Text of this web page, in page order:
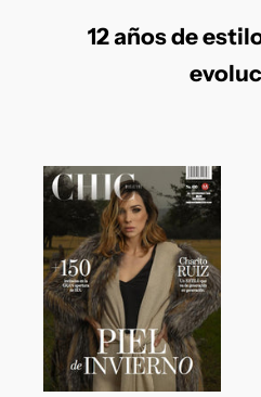
12 años de